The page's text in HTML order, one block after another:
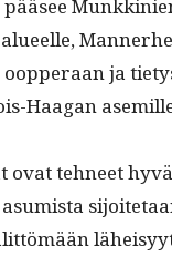
ja
Haa­gan
ovat tehneet